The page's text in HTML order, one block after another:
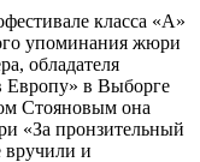
класса «А»
упоминания жюри
обладателя
Европу» в Выборге
Стояновым она
«За пронзительный
вручили и